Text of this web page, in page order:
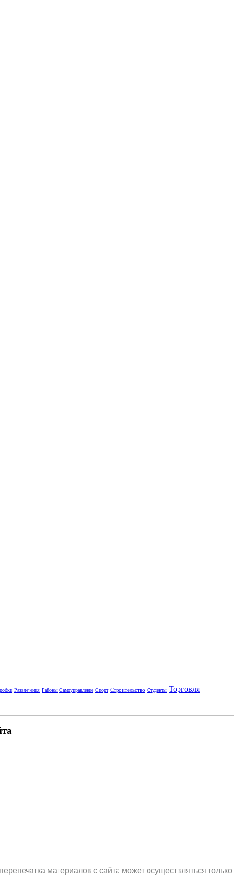
Развлечения Районы Самоуправление Спорт Строительство Студенты Торговля
материалов с сайта может осуществляться только